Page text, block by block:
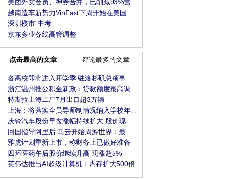
深圳楼市“中考”
京东多业务线高管调整
点击最高的文章 评论最多的文章
特斯拉上海工厂7月出口超3万辆
雅虎计划重新上市，称财务上已做好准备
四环医药午后股价继续升高 现涨超5%
英伟达推出AI超级计算机：内存扩大500倍